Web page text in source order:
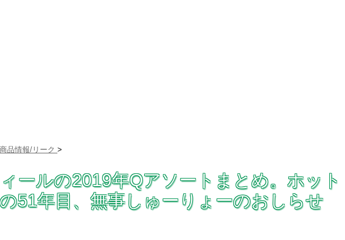
品情報/リーク >
ールの2019年Qアソートまとめ。ホット
51年目、無事しゅーりょーのおしらせ